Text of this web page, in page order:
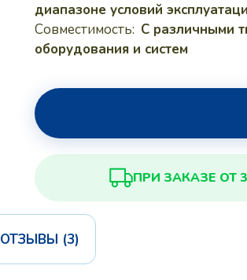
диапазоне условий
Совместимость: С различными
оборудования и систем
ПРИ ЗАКАЗЕ ОТ
ОТЗЫВЫ (3)